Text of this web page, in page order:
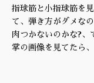
指球筋と小指球筋を
て、弾き方がダメな
肉つかないのかな?、
掌の画像を見てたら